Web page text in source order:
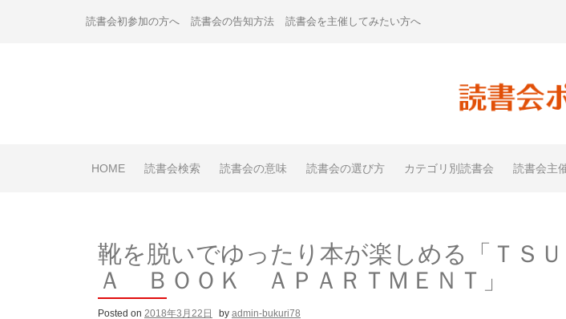
読書会初参加の方へ 読書会の告知方法 読書会を主催してみたい方へ
HOME 読書会検索 読書会の意味 読書会の選び方 カテゴリ別読書会 読書会主
靴を脱いでゆったり本が楽しめる「ＴＳＵ
Ａ ＢＯＯＫ ＡＰＡＲＴＭＥＮＴ」
Posted on 2018年3月22日 by admin-bukuri78